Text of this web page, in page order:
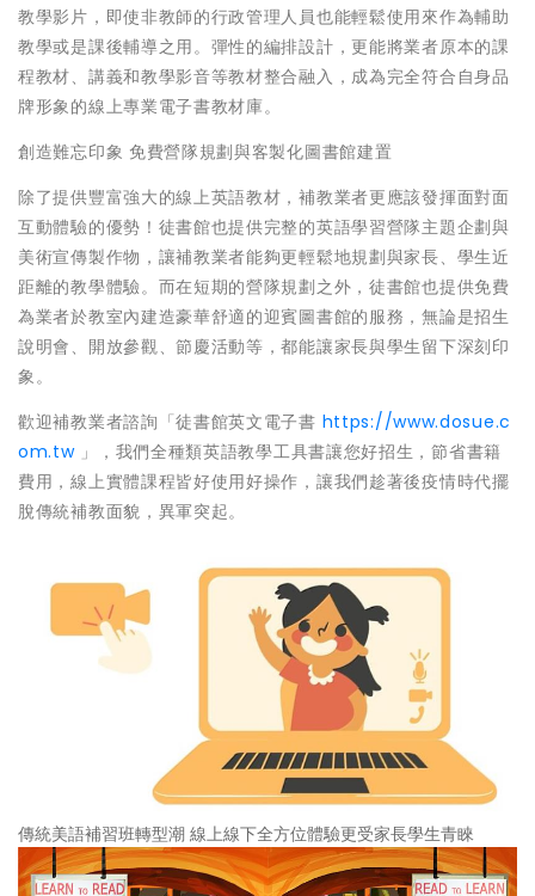
教學影片，即使非教師的⾏政管理⼈員也能輕鬆使⽤來作為輔助
教學或是課後輔導之⽤。彈性的編排設計，更能將業者原本的課
程教材、講義和教學影⾳等教材整合融入，成為完全符合⾃⾝品
牌形象的線上專業電⼦書教材庫。
創造難忘印象 免費營隊規劃與客製化圖書館建置
除了提供豐富強⼤的線上英語教材，補教業者更應該發揮⾯對⾯
互動體驗的優勢！徒書館也提供完整的英語學習營隊主題企劃與
美術宣傳製作物，讓補教業者能夠更輕鬆地規劃與家長、學⽣近
距離的教學體驗。⽽在短期的營隊規劃之外，徒書館也提供免費
為業者於教室內建造豪華舒適的迎賓圖書館的服務，無論是招⽣
說明會、開放參觀、節慶活動等，都能讓家長與學⽣留下深刻印
象。
歡迎補教業者諮詢「徒書館英⽂電⼦書 https://www.dosue.c
om.tw」，我們全種類英語教學⼯具書讓您好招⽣，節省書籍
費⽤，線上實體課程皆好使⽤好操作，讓我們趁著後疫情時代擺
脫傳統補教⾯貌，異軍突起。
傳統美語補習班轉型潮 線上線下全⽅位體驗更受家長學⽣青睞